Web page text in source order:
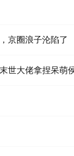
府，一边用换酒和
认作目标。付弘
京圈浪子沦陷了
世大佬拿捏呆萌